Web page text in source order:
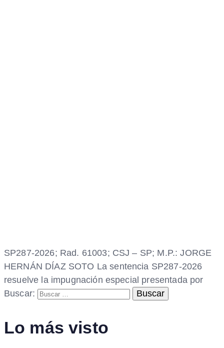
SP287-2026; Rad. 61003; CSJ – SP; M.P.: JORGE
HERNÁN DÍAZ SOTO La sentencia SP287-2026
resuelve la impugnación especial presentada por
Buscar:
Lo más visto